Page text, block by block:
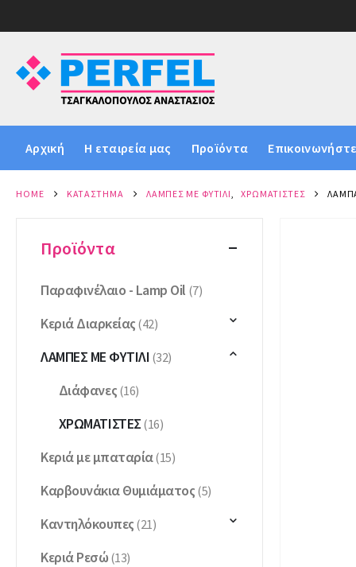
Αρχική Η εταιρεία μας Προϊόντα
HOME ΚΑΤΆΣΤΗΜΑ ΛΆΜΠΕΣ ΜΕ ΦΥΤΊΛΙ, ΧΡΩΜΑΤΙΣΤΈΣ
Προϊόντα
Παραφινέλαιο - Lamp Oil (7)
Κεριά Διαρκείας (42)
ΛΆΜΠΕΣ ΜΕ ΦΥΤΊΛΙ (32)
Διάφανες (16)
ΧΡΩΜΑΤΙΣΤΈΣ (16)
Κεριά με μπαταρία(15)
Καρβουνάκια Θυμιάματος (5)
Καντηλόκουπες (21)
Κεριά Ρεσώ (13)